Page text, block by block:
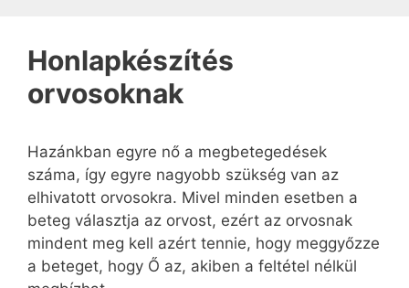
Honlapkészítés
orvosoknak
Hazánkban egyre nő a megbetegedések
száma, így egyre nagyobb szükség van az
elhivatott orvosokra. Mivel minden esetben a
beteg választja az orvost, ezért az orvosnak
mindent meg kell azért tennie, hogy meggyőzze
a beteget, hogy Ő az, akiben a feltétel nélkül